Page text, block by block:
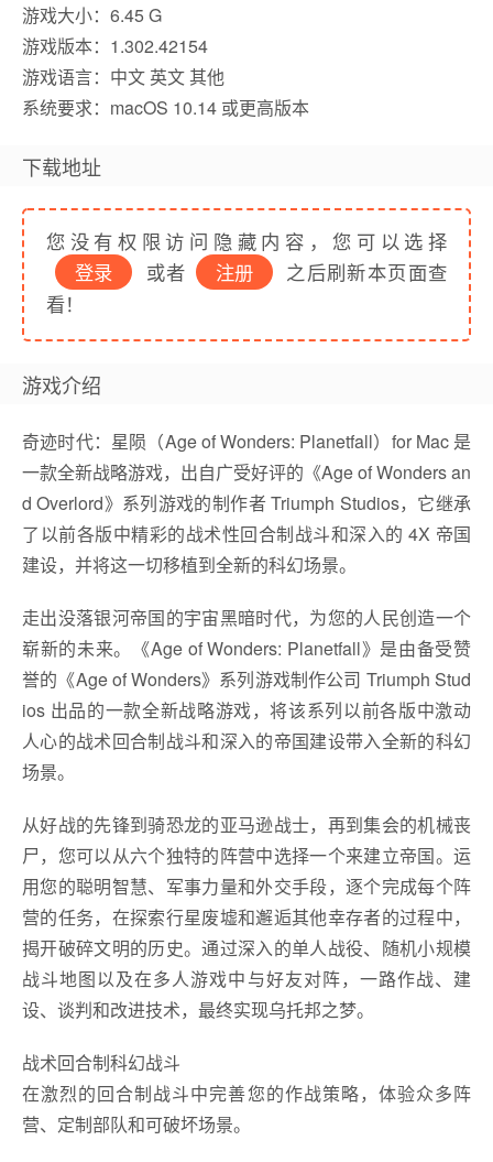
游戏大小：6.45 G
游戏版本：1.302.42154
游戏语言：中文 英文 其他
系统要求：macOS 10.14 或更高版本
下载地址
您没有权限访问隐藏内容，您可以选择
登录
或者 注册
之后刷新本页面查
看！
游戏介绍
奇迹时代：星陨（Age of Wonders: Planetfall）for Mac 是
一款全新战略游戏，出自广受好评的《Age of Wonders an
d Overlord》系列游戏的制作者 Triumph Studios，它继承
了以前各版中精彩的战术性回合制战斗和深入的 4X 帝国
建设，并将这一切移植到全新的科幻场景。
走出没落银河帝国的宇宙黑暗时代，为您的人民创造一个
崭新的未来。《Age of Wonders: Planetfall》是由备受赞
誉的《Age of Wonders》系列游戏制作公司 Triumph Stud
ios 出品的一款全新战略游戏，将该系列以前各版中激动
人心的战术回合制战斗和深入的帝国建设带入全新的科幻
场景。
从好战的先锋到骑恐龙的亚马逊战士，再到集会的机械丧
尸，您可以从六个独特的阵营中选择一个来建立帝国。运
用您的聪明智慧、军事力量和外交手段，逐个完成每个阵
营的任务，在探索行星废墟和邂逅其他幸存者的过程中，
揭开破碎文明的历史。通过深入的单人战役、随机小规模
战斗地图以及在多人游戏中与好友对阵，一路作战、建
设、谈判和改进技术，最终实现乌托邦之梦。
战术回合制科幻战斗
在激烈的回合制战斗中完善您的作战策略，体验众多阵
营、定制部队和可破坏场景。